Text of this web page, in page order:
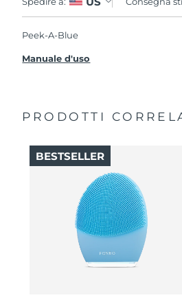
Peek-A-Blue
Manuale d'uso
PRODOTTI
BESTSELLER